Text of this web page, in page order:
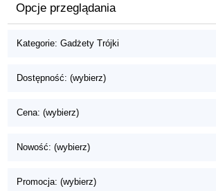
Opcje przeglądania
Kategorie: Gadżety Trójki
Dostępność: (wybierz)
Cena: (wybierz)
Nowość: (wybierz)
Promocja: (wybierz)